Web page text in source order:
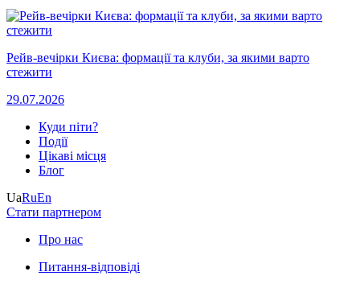
Рейв-вечірки Києва: формації та клуби, за якими варто
стежити
29.07.2026
Куди піти?
Події
Цікаві місця
Блог
UaRuEn
Стати партнером
Про нас
Питання-відповіді